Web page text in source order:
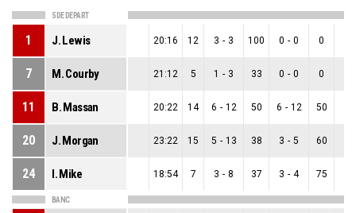
5 DE DEPART
1 J. Lewis 20:16 12 3 - 3 100 0 - 0 0
7 M. Courby 21:12 5 1 - 3 33 0 - 0 0
11 B. Massan 20:22 14 6 - 12 50 6 - 12 50
20 J. Morgan 23:22 15 5 - 13 38 3 - 5 60
24 I. Mike 18:54 7 3 - 8 37 3 - 4 75
BANC